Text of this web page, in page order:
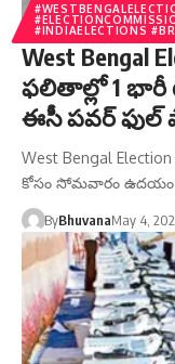
#INDIAELECTIONS
West Bengal
ఫలితాల్లో 1 భారీ
ఈసీ పవర్ ఫుల్
West Bengal
కోసం సోమవారం ఉదయం
ByBhuvanaMay 4,